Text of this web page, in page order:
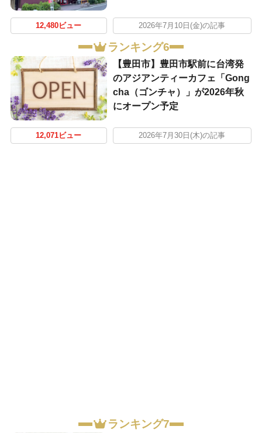
12,480ビュー 2026年7月10日(金)の記事
ランキング6
【豊田市】豊田市駅前に台湾発
のアジアンティーカフェ「Gong
cha（ゴンチャ）」が2026年秋
にオープン予定
12,071ビュー 2026年7月30日(木)の記事
ランキング7